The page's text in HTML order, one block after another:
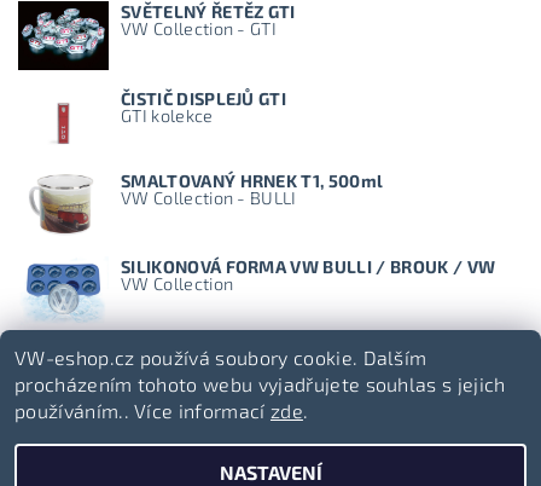
SVĚTELNÝ ŘETĚZ GTI
VW Collection - GTI
ČISTIČ DISPLEJŮ GTI
GTI kolekce
SMALTOVANÝ HRNEK T1, 500ml
VW Collection - BULLI
SILIKONOVÁ FORMA VW BULLI / BROUK / VW
VW Collection
Volkswagen-lifestyle.cz
VW-eshop.cz používá soubory cookie. Dalším
procházením tohoto webu vyjadřujete souhlas s jejich
používáním.. Více informací zde.
NASTAVENÍ